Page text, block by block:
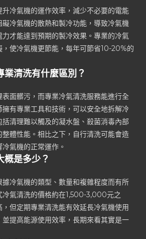
冷氣機的運作效率，減少不必要的電能
冷氣機的散熱和製冷功能，導致冷氣機
才能達到預期的製冷效果。專業的冷氣
，使冷氣機更節能，每年可節省10-20%的
業清洗有什麼區別？
表面髒污，而專業冷氣清洗服務能進行全
有專業工具和技術，可以安全地拆解冷
清理難以觸及的凝水盤、殺菌消毒內部
體性能。相比之下，自行清洗可能會造
氣機的正常運作。
概是多少？
冷氣機的類型、數量和複雜程度而有所
冷氣清洗的價格約在1,500-3,000元之
但定期專業清洗能有效延長冷氣機使用
提高能源使用效率，長期來看其實是一